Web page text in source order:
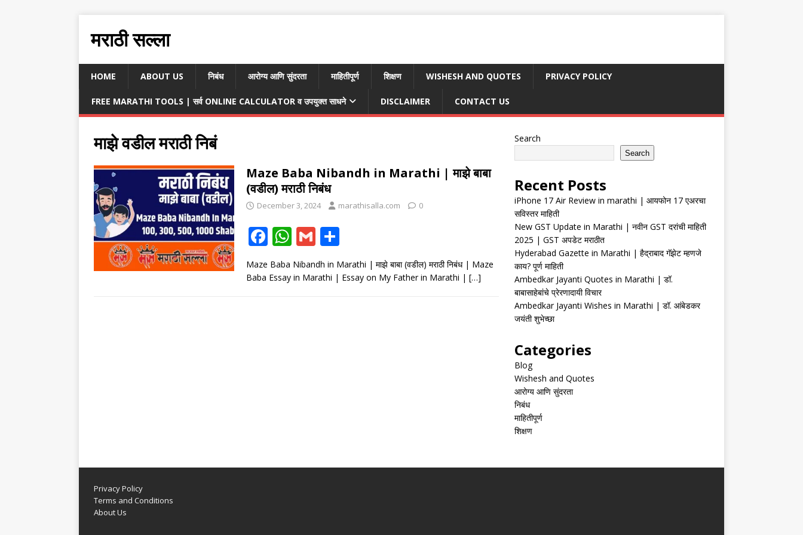
मराठी सल्ला
HOME ABOUT US निबंध आरोग्य आणि सुंदरता माहितीपूर्ण शिक्षण WISHESH AND QUOTES PRIVACY POLICY
FREE MARATHI TOOLS | सर्व ONLINE CALCULATOR व उपयुक्त साधने DISCLAIMER CONTACT US
माझे वडील मराठी निबं
Maze Baba Nibandh in Marathi | माझे बाबा
(वडील) मराठी निबंध
December 3, 2024 marathisalla.com 0
F
ac
e
W
h
at
G
m
ai
h
ar
Maze Baba Nibandh in Marathi | माझे बाबा (वडील) मराठी निबंध | Maze
Baba Essay in Marathi | Essay on My Father in Marathi | […]
Search
Search
Recent Posts
iPhone 17 Air Review in marathi | आयफोन 17 एअरचा
सविस्तर माहिती
New GST Update in Marathi | नवीन GST दरांची माहिती
2025 | GST अपडेट मराठीत
Hyderabad Gazette in Marathi | हैद्राबाद गॅझेट म्हणजे
काय? पूर्ण माहिती
Ambedkar Jayanti Quotes in Marathi | डॉ.
बाबासाहेबांचे प्रेरणादायी विचार
Ambedkar Jayanti Wishes in Marathi | डॉ. आंबेडकर
जयंती शुभेच्छा
Categories
Blog
Wishesh and Quotes
आरोग्य आणि सुंदरता
निबंध
माहितीपूर्ण
शिक्षण
Privacy Policy
Terms and Conditions
About Us